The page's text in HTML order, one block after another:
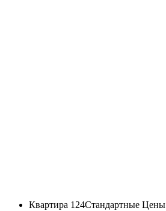
Квартира 124Стандартные Цены